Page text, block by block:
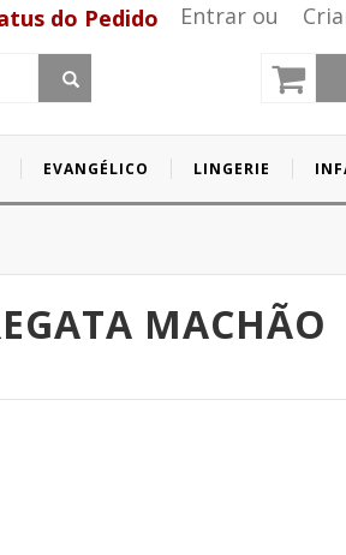
do Pedido Entrar ou
EVANGÉLICO LINGERIE
MACHÃO